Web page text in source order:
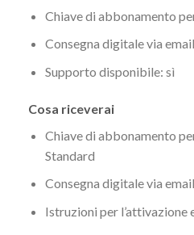
Chiave di abbonamento
Consegna digitale via email
Supporto disponibile: sì
Cosa riceverai
Chiave di abbonamento
Standard
Consegna digitale via email
Istruzioni per l’attivazione